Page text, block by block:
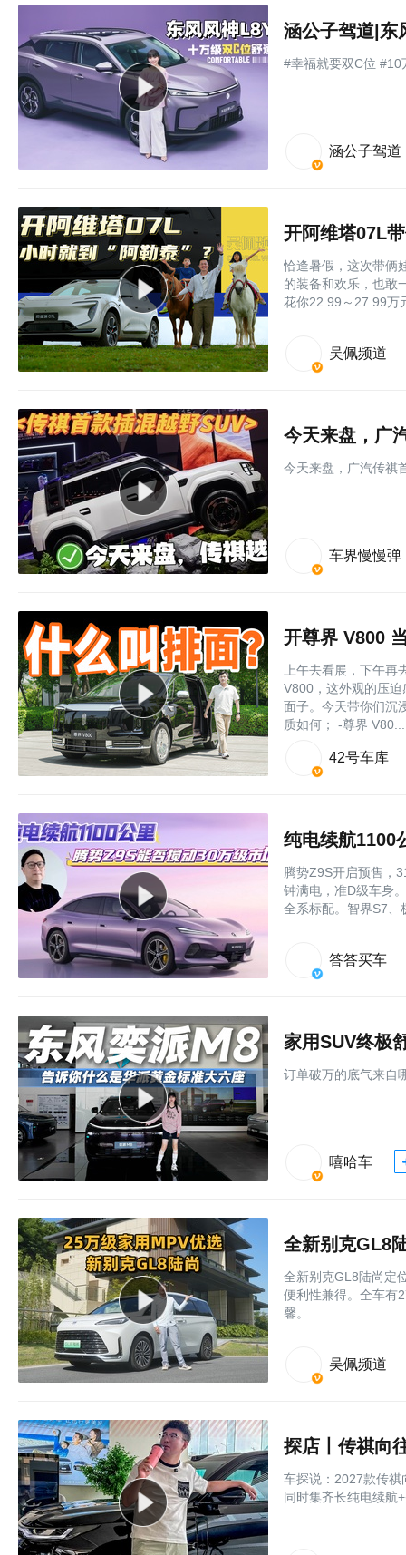
涵公子驾道|东
#幸福就要双C位 #10
涵公子驾道
开阿维塔07L
恰逢暑假，这次带俩
的装备和欢乐，也敢
花你22.99～27.99万
吴佩频道
今天来盘，广
今天来盘，广汽传祺
车界慢慢弹
开尊界 V800
上午去看展，下午
V800，这外观的压
面子。今天带你们沉
质如何； -尊界
42号车库
纯电续航1100
腾势Z9S开启预售，
钟满电，准D级车身
全系标配。智界S7、
答答买车
家用SUV终极
订单破万的底气来自
嘻哈车
全新别克GL8陆尚定
便利性兼得。全车有
馨。
吴佩频道
车探说：2027款传
同时集齐长纯电续航